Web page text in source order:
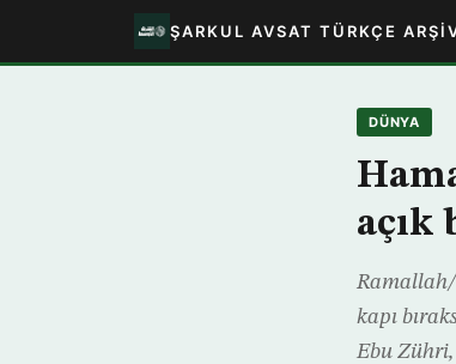
ŞARKUL AVSAT TÜRKÇE
DÜNYA
açık
Ramallah/
kapı
Ebu Zühri,